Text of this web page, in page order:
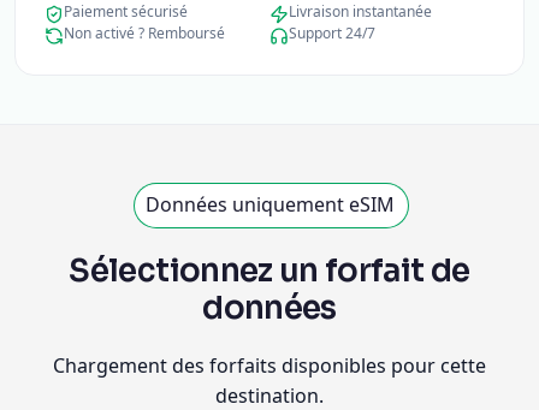
Paiement sécurisé
Livraison instantanée
Non activé ? Remboursé
Support 24/7
Données uniquement eSIM
Sélectionnez un forfait de
données
Chargement des forfaits disponibles pour cette
destination.